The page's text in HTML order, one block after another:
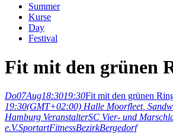
Summer
Kurse
Day
Festival
Fit mit den grünen
Do07Aug18:3019:30Fit mit den grünen
19:30(GMT+02:00) Halle Moorfleet,
Hamburg VeranstalterSC Vier- und
e.V.SportartFitnessBezirkBergedorf